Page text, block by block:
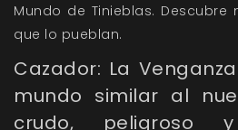
Mundo de Tinieblas.
que lo pueblan.
Cazador: La
mundo similar al
crudo, peligroso y